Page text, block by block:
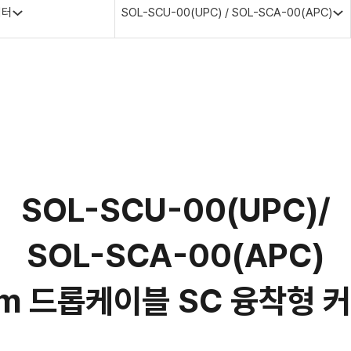
SOL-SCU-00(UPC) / SOL-SCA-00(APC)
SOL-SCU-00(UPC)/
SOL-SCA-00(APC)
드롭케이블 SC 융착형